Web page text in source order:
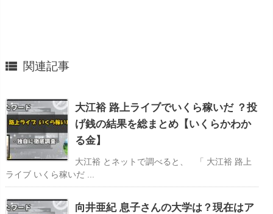
 関連記事
大江裕 路上ライブでいくら稼いだ ？投
げ銭の結果を総まとめ【いくらかわか
る金】
大江裕 とネットで調べると、 「 大江裕 路上
ライブ いくら稼いだ ...
向井亜紀 息子さんの大学は？現在はア